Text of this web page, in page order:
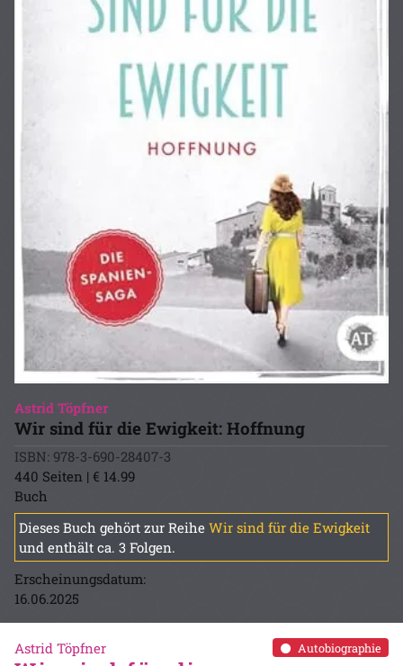
Astrid Töpfner
Wir sind für die Ewigkeit: Hoffnung
ISBN: 978-3-690-28407-3
440 Seiten | € 14.99
Buch
Dieses Buch gehört zur Reihe Wir sind für die Ewigkeit
und enthält ca. 3 Folgen.
Erscheinungsdatum:
16.06.2025
Autobiographie
Astrid Töpfner